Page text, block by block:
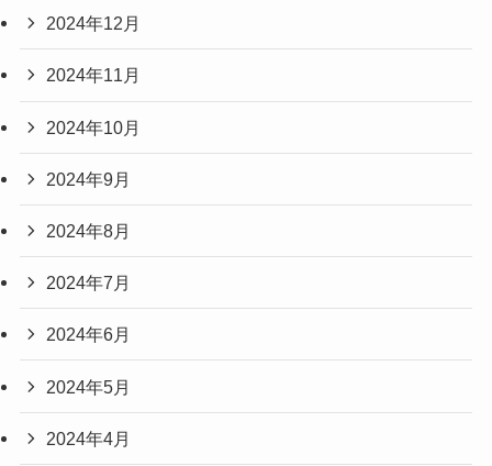
2024年12月
2024年11月
2024年10月
2024年9月
2024年8月
2024年7月
2024年6月
2024年5月
2024年4月